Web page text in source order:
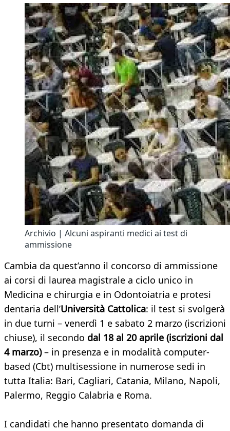
Archivio | Alcuni aspiranti medici ai test di
ammissione
Cambia da quest’anno il concorso di ammissione
ai corsi di laurea magistrale a ciclo unico in
Medicina e chirurgia e in Odontoiatria e protesi
dentaria dell’Università Cattolica: il test si svolgerà
in due turni – venerdì 1 e sabato 2 marzo (iscrizioni
chiuse), il secondo dal 18 al 20 aprile (iscrizioni dal
4 marzo)– in presenza e in modalità computer-
based (Cbt) multisessione in numerose sedi in
tutta Italia: Bari, Cagliari, Catania, Milano, Napoli,
Palermo, Reggio Calabria e Roma.
I candidati che hanno presentato domanda di